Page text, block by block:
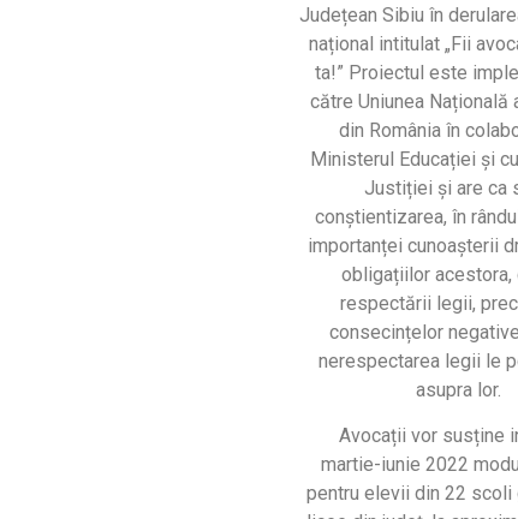
Județean Sibiu în
național intitulat „Fii
ta!” Proiectul este
către Uniunea Națională
din România în
Ministerul Educației și
Justiției şi are ca
conștientizarea, în
importanței cunoașterii
obligațiilor acestora,
respectării legii,
consecințelor
nerespectarea legii le
asupra lor.
Avocații vor susține
martie-iunie 2022
pentru elevii din 22 scoli